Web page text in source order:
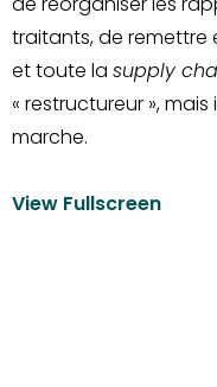
traitants, de remettre
et toute la supply
« restructureur »,
marche.
View Fullscreen